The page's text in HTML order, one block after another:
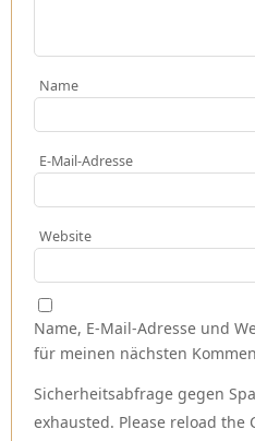
Name
E-Mail-Adresse
Website
Name, E-Mail-Adresse und
für meinen nächsten
Sicherheitsabfrage gegen
exhausted. Please reload the